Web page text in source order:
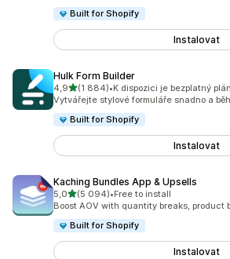
Built for Shopify
Instalovat
Hulk Form Builder
4,9z 5 hvězd
(1 884)
Celkový počet recenzí: 1884
•K dispozici je bezplatný plán
Vytvářejte stylové formuláře snadno a
Built for Shopify
Instalovat
Kaching Bundles App & Upsells
5,0z 5 hvězd
(5 094)
Celkový počet recenzí: 5094
•Free to install
Boost AOV with quantity breaks, product
Built for Shopify
Instalovat